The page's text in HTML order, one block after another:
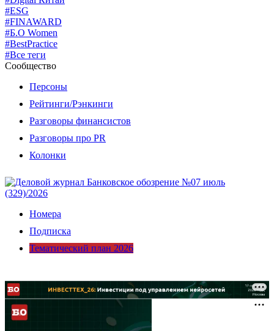
#ESG
#FINAWARD
#Б.О Women
#BestPractice
#Все теги
Сообщество
Персоны
Рейтинги/Рэнкинги
Разговоры финансистов
Разговоры про PR
Колонки
Номера
Подписка
Тематический план 2026